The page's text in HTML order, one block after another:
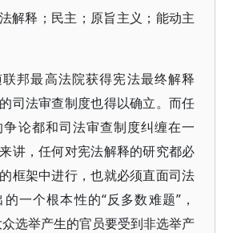
解释；民主；原旨主义；能动主
邦最高法院获得宪法最终解释
司法审查制度也得以确立。而任
论都和司法审查制度纠缠在一
讲，任何对宪法解释的研究都必
框架中进行，也就必须直面司法
一个根本性的“反多数难题”，
选举产生的官员要受到非选举产